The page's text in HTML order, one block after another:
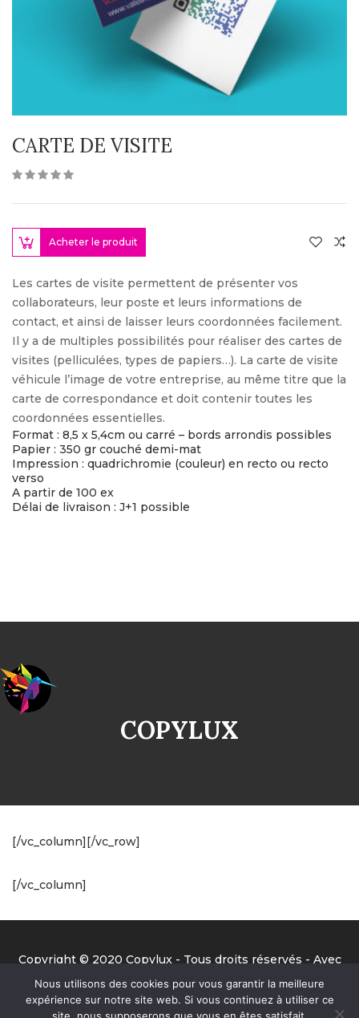
CARTE DE VISITE
Acheter le produit
Les cartes de visite permettent de présenter vos
collaborateurs, leur poste et leurs informations de
contact, et ainsi de laisser leurs coordonnées facilement.
Il y a de multiples possibilités pour réaliser des cartes de
visites (pelliculées, types de papiers…). La carte de visite
véhicule l’image de votre entreprise, au même titre que la
carte de correspondance et doit contenir toutes les
coordonnées essentielles.
Format : 8,5 x 5,4cm ou carré – bords arrondis possibles
Papier : 350 gr couché demi-mat
Impression : quadrichromie (couleur) en recto ou recto
verso
A partir de 100 ex
Délai de livraison : J+1 possible
COPYLUX
[/vc_column][/vc_row]
[/vc_column]
Copyright © 2020 Copylux - Tous droits réservés - Avec
la précieuse aide de Benjamin de Big Ben Prod ;-)
Nous utilisons des cookies pour vous garantir la meilleure
expérience sur notre site web. Si vous continuez à utiliser ce